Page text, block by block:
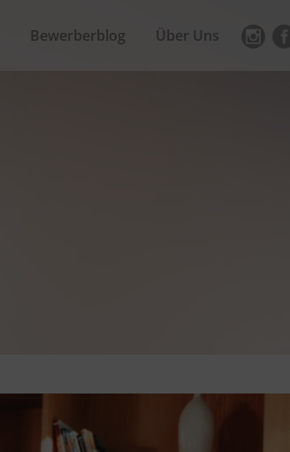
Bewerberblog Über Uns